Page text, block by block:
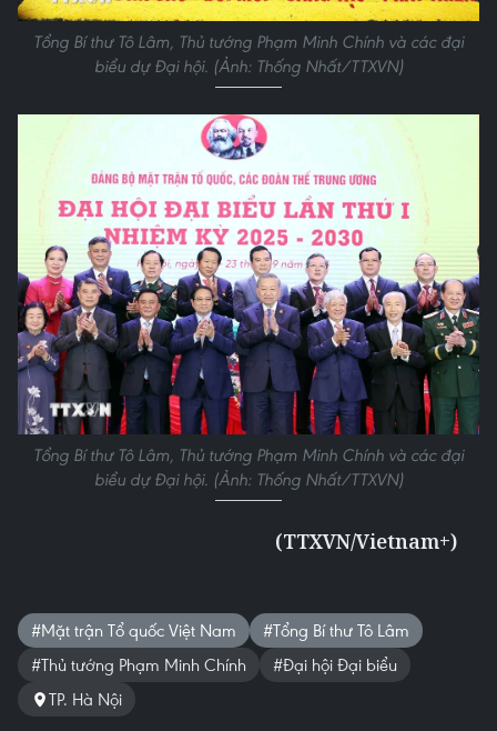
Tổng Bí thư Tô Lâm, Thủ tướng Phạm Minh Chính và các đại
biểu dự Đại hội. (Ảnh: Thống Nhất/TTXVN)
Tổng Bí thư Tô Lâm, Thủ tướng Phạm Minh Chính và các đại
biểu dự Đại hội. (Ảnh: Thống Nhất/TTXVN)
(TTXVN/Vietnam+)
#Mặt trận Tổ quốc Việt Nam
#Tổng Bí thư Tô Lâm
#Thủ tướng Phạm Minh Chính
#Đại hội Đại biểu
TP. Hà Nội